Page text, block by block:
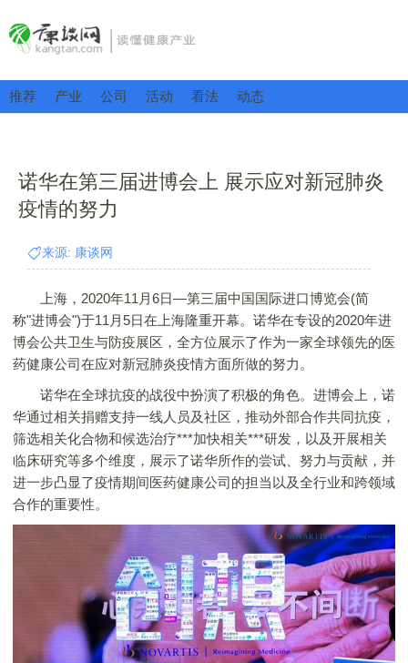
推荐 产业 公司 活动 看法 动态
诺华在第三届进博会上 展示应对新冠肺炎
疫情的努力
来源: 康谈网
上海，2020年11月6日—第三届中国国际进口博览会(简
称"进博会")于11月5日在上海隆重开幕。诺华在专设的2020年进
博会公共卫生与防疫展区，全方位展示了作为一家全球领先的医
药健康公司在应对新冠肺炎疫情方面所做的努力。
诺华在全球抗疫的战役中扮演了积极的角色。进博会上，诺
华通过相关捐赠支持一线人员及社区，推动外部合作共同抗疫，
筛选相关化合物和候选治疗***加快相关***研发，以及开展相关
临床研究等多个维度，展示了诺华所作的尝试、努力与贡献，并
进一步凸显了疫情期间医药健康公司的担当以及全行业和跨领域
合作的重要性。